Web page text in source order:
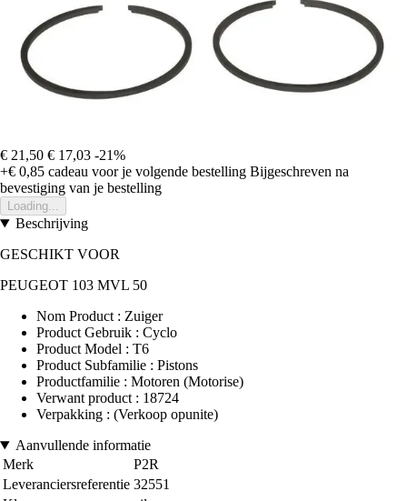
€ 21,50 € 17,03 -21%
+€ 0,85 cadeau voor je volgende bestelling Bijgeschreven na
bevestiging van je bestelling
Loading...
Beschrijving
GESCHIKT VOOR
PEUGEOT 103 MVL 50
Nom Product : Zuiger
Product Gebruik : Cyclo
Product Model : T6
Product Subfamilie : Pistons
Productfamilie : Motoren (Motorise)
Verwant product : 18724
Verpakking : (Verkoop opunite)
Aanvullende informatie
Merk
P2R
Leveranciersreferentie 32551